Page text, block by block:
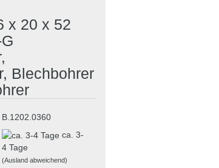
x 20 x 52
Blechbohrer
B.1202.0360
ca. 3-
4 Tage
(Ausland abweichend)